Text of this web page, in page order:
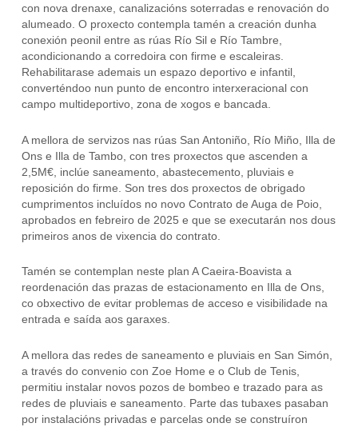
con nova drenaxe, canalizacións soterradas e renovación do
alumeado. O proxecto contempla tamén a creación dunha
conexión peonil entre as rúas Río Sil e Río Tambre,
acondicionando a corredoira con firme e escaleiras.
Rehabilitarase ademais un espazo deportivo e infantil,
converténdoo nun punto de encontro interxeracional con
campo multideportivo, zona de xogos e bancada.
A mellora de servizos nas rúas San Antoniño, Río Miño, Illa de
Ons e Illa de Tambo, con tres proxectos que ascenden a
2,5M€, inclúe saneamento, abastecemento, pluviais e
reposición do firme. Son tres dos proxectos de obrigado
cumprimentos incluídos no novo Contrato de Auga de Poio,
aprobados en febreiro de 2025 e que se executarán nos dous
primeiros anos de vixencia do contrato.
Tamén se contemplan neste plan A Caeira-Boavista a
reordenación das prazas de estacionamento en Illa de Ons,
co obxectivo de evitar problemas de acceso e visibilidade na
entrada e saída aos garaxes.
A mellora das redes de saneamento e pluviais en San Simón,
a través do convenio con Zoe Home e o Club de Tenis,
permitiu instalar novos pozos de bombeo e trazado para as
redes de pluviais e saneamento. Parte das tubaxes pasaban
por instalacións privadas e parcelas onde se construíron